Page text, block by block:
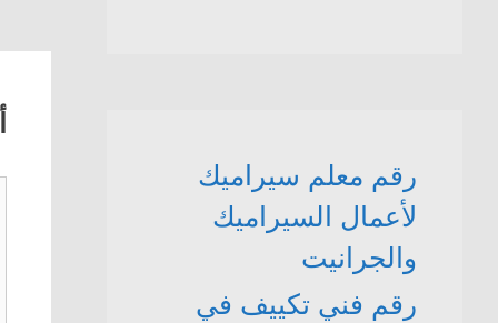
رقم معلم سيراميك
لأعمال السيراميك
والجرانيت
رقم فني تكييف في